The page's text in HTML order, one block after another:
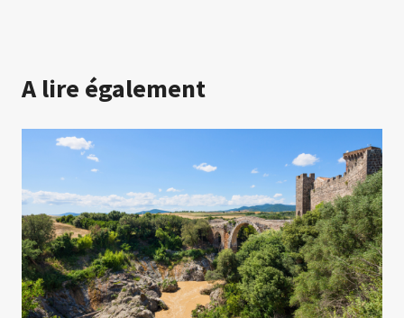
A lire également